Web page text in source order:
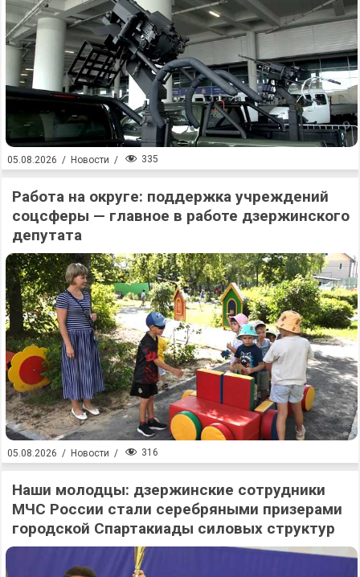
05.08.2026 / Новости / 335
Работа на округе: поддержка учреждений
соцсферы — главное в работе дзержинского
депутата
05.08.2026 / Новости / 316
Наши молодцы: дзержинские сотрудники
МЧС России стали серебряными призерами
городской Спартакиады силовых структур